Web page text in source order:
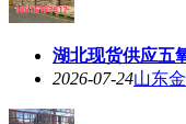
湖北现货供应五
2026-07-24山东